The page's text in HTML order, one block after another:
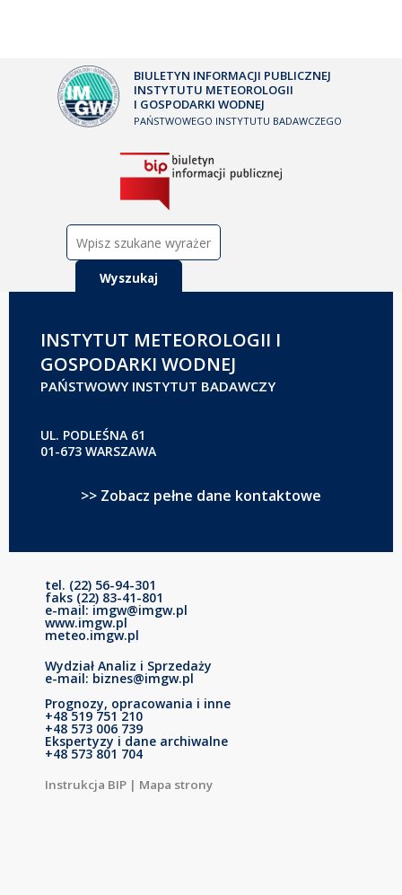
BIULETYN INFORMACJI PUBLICZNEJ
INSTYTUTU METEOROLOGII
I GOSPODARKI WODNEJ
PAŃSTWOWEGO INSTYTUTU BADAWCZEGO
INSTYTUT METEOROLOGII I
GOSPODARKI WODNEJ
PAŃSTWOWY INSTYTUT BADAWCZY
UL. PODLEŚNA 61
01-673 WARSZAWA
>> Zobacz pełne dane kontaktowe
tel. (22) 56-94-301
faks (22) 83-41-801
e-mail: imgw@imgw.pl
www.imgw.pl
meteo.imgw.pl
Wydział Analiz i Sprzedaży
e-mail: biznes@imgw.pl
Prognozy, opracowania i inne
+48 519 751 210
+48 573 006 739
Ekspertyzy i dane archiwalne
+48 573 801 704
Instrukcja BIP | Mapa strony